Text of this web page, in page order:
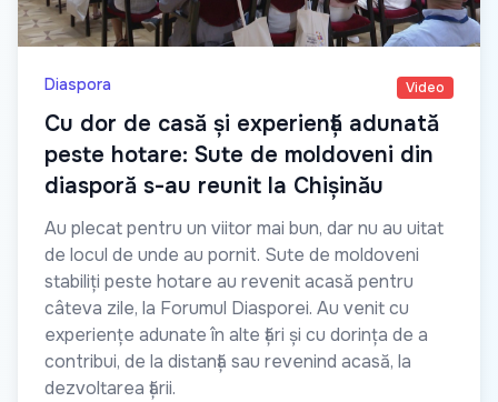
Diaspora Video
Cu dor de casă și experiență adunată
peste hotare: Sute de moldoveni din
diasporă s-au reunit la Chișinău
Au plecat pentru un viitor mai bun, dar nu au uitat
de locul de unde au pornit. Sute de moldoveni
stabiliți peste hotare au revenit acasă pentru
câteva zile, la Forumul Diasporei. Au venit cu
experiențe adunate în alte țări și cu dorința de a
contribui, de la distanță sau revenind acasă, la
dezvoltarea țării.